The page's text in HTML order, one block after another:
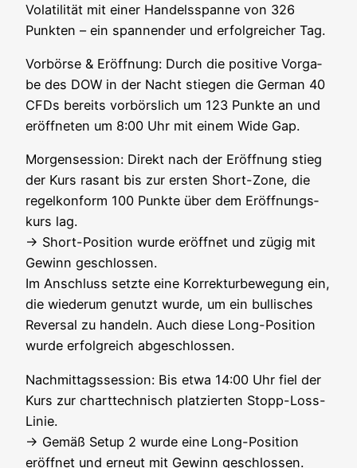
Vola­ti­li­tät mit einer Han­dels­span­ne von 326
Punk­ten – ein span­nen­der und erfolg­rei­cher Tag.
Vor­bör­se & Eröff­nung: Durch die posi­ti­ve Vor­ga­
be des DOW in der Nacht stie­gen die Ger­man 40
CFDs bereits vor­börs­lich um 123 Punk­te an und
eröff­ne­ten um 8:00 Uhr mit einem Wide Gap.
Mor­gen­ses­si­on: Direkt nach der Eröff­nung stieg
der Kurs rasant bis zur ers­ten Short-Zone, die
regel­kon­form 100 Punk­te über dem Eröff­nungs­
kurs lag.
→ Short-Posi­ti­on wur­de eröff­net und zügig mit
Gewinn geschlos­sen.
Im Anschluss setz­te eine Kor­rek­tur­be­we­gung ein,
die wie­der­um genutzt wur­de, um ein bul­li­sches
Rever­sal zu han­deln. Auch die­se Long-Posi­ti­on
wur­de erfolg­reich abgeschlossen.
Nach­mit­tags­ses­si­on: Bis etwa 14:00 Uhr fiel der
Kurs zur chart­tech­nisch plat­zier­ten Stopp-Loss-
Linie.
→ Gemäß Set­up 2 wur­de eine Long-Posi­ti­on
eröff­net und erneut mit Gewinn geschlos­sen.